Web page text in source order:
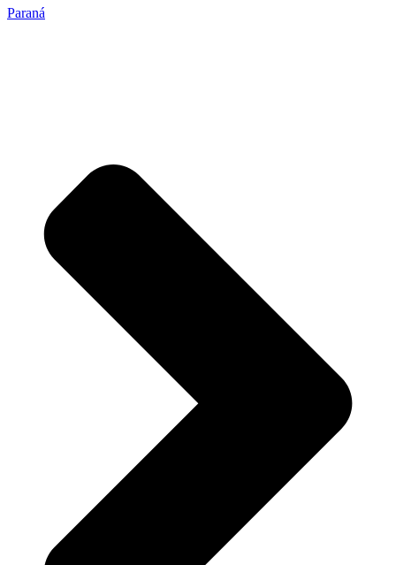
Paraná